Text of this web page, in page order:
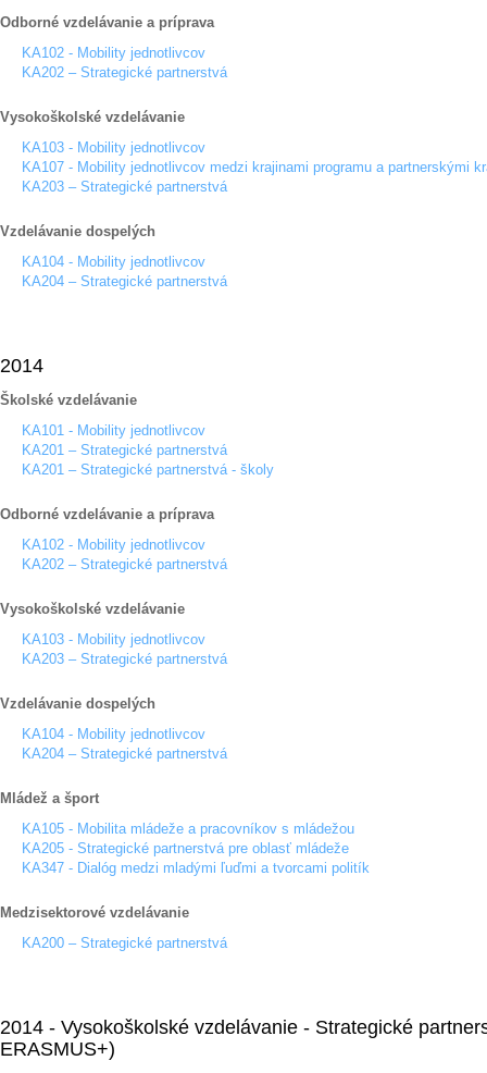
Odborné vzdelávanie a príprava
KA102 - Mobility jednotlivcov
KA202 – Strategické partnerstvá
Vysokoškolské vzdelávanie
KA103 - Mobility jednotlivcov
KA107 - Mobility jednotlivcov medzi krajinami programu a partnerskými
KA203 – Strategické partnerstvá
Vzdelávanie dospelých
KA104 - Mobility jednotlivcov
KA204 – Strategické partnerstvá
2014
Školské vzdelávanie
KA101 - Mobility jednotlivcov
KA201 – Strategické partnerstvá
KA201 – Strategické partnerstvá - školy
Odborné vzdelávanie a príprava
KA102 - Mobility jednotlivcov
KA202 – Strategické partnerstvá
Vysokoškolské vzdelávanie
KA103 - Mobility jednotlivcov
KA203 – Strategické partnerstvá
Vzdelávanie dospelých
KA104 - Mobility jednotlivcov
KA204 – Strategické partnerstvá
Mládež a šport
KA105 - Mobilita mládeže a pracovníkov s mládežou
KA205 - Strategické partnerstvá pre oblasť mládeže
KA347 - Dialóg medzi mladými ľuďmi a tvorcami politík
Medzisektorové vzdelávanie
KA200 – Strategické partnerstvá
2014 - Vysokoškolské vzdelávanie - Strategické
ERASMUS+)